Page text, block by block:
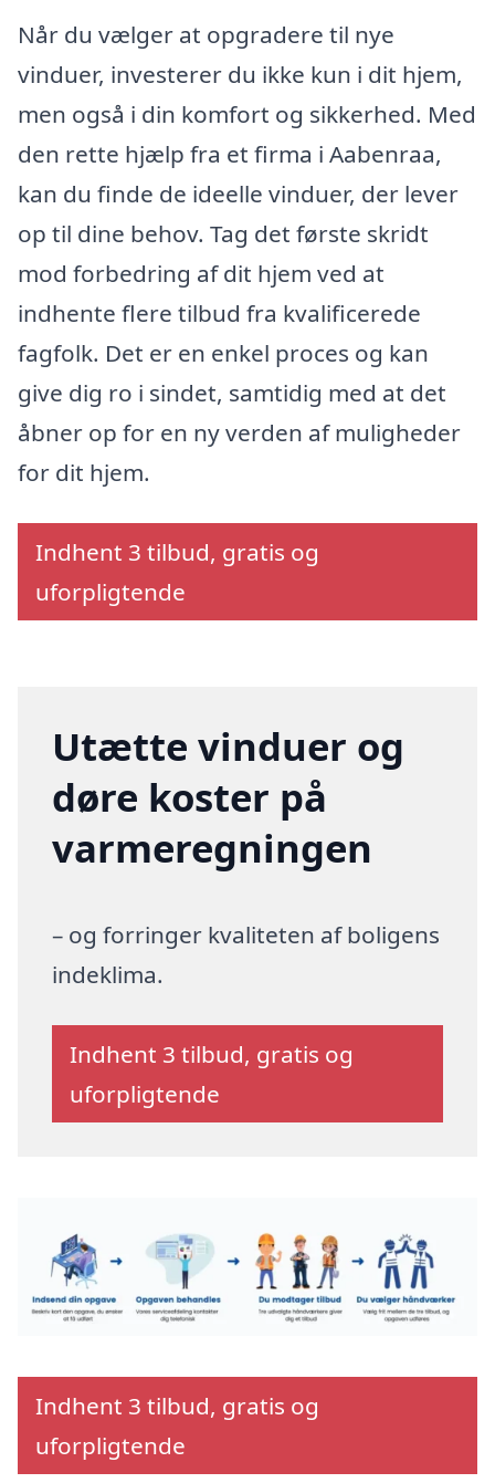
Når du vælger at opgradere til nye
vinduer, investerer du ikke kun i dit hjem,
men også i din komfort og sikkerhed. Med
den rette hjælp fra et firma i Aabenraa,
kan du finde de ideelle vinduer, der lever
op til dine behov. Tag det første skridt
mod forbedring af dit hjem ved at
indhente flere tilbud fra kvalificerede
fagfolk. Det er en enkel proces og kan
give dig ro i sindet, samtidig med at det
åbner op for en ny verden af muligheder
for dit hjem.
Indhent 3 tilbud, gratis og
uforpligtende
Utætte vinduer og
døre koster på
varmeregningen
– og forringer kvaliteten af boligens
indeklima.
Indhent 3 tilbud, gratis og
uforpligtende
Indhent 3 tilbud, gratis og
uforpligtende